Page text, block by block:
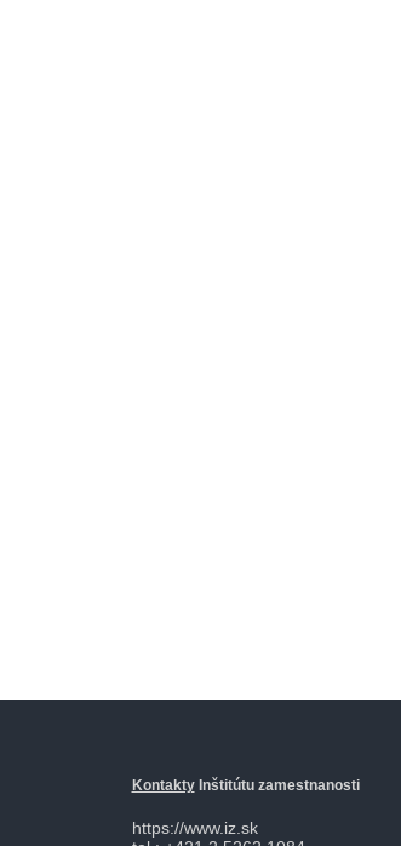
KontaktyInštitútu zamestnanosti
https://www.iz.sk